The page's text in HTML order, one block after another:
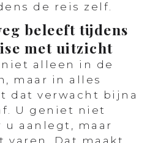
de reis zelf.
beleeft tijdens
met uitzicht
alleen in de
maar in alles
dat verwacht bijna
U geniet niet
u aanlegt, maar
varen. Dat maakt